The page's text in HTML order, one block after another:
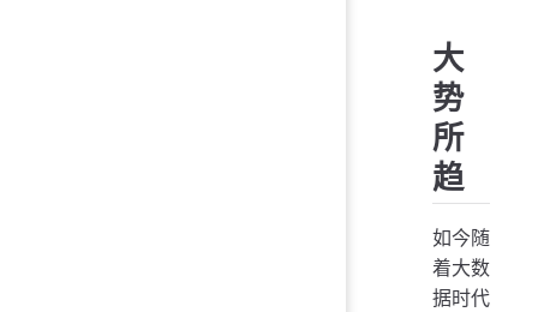
大
势
所
趋
如今随
着大数
据时代